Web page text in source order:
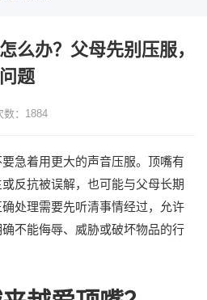
么办？父母先别压服，
题
： 1884
急着用更大的声音压服。顶嘴有
反抗被误解，也可能与父母长期
处理需要先听清事情经过，允许
不能侮辱、威胁或破坏物品的行